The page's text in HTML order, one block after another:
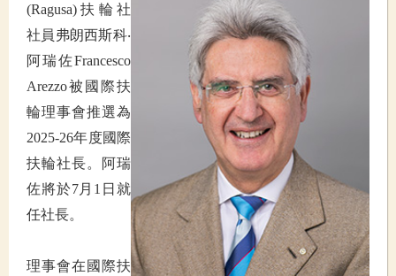
(Ragusa)扶輪社
社員弗朗西斯科‧
阿瑞佐Francesco
Arezzo被國際扶
輪理事會推選為
2025-26年度國際
扶輪社長。阿瑞
佐將於7月1日就
任社長。
理事會在國際扶